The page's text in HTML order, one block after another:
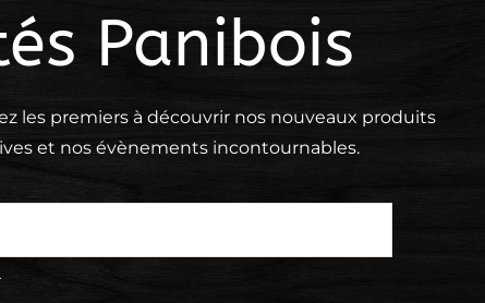
Panibois
les premiers à découvrir nos nouveaux produits
et nos évènements incontournables.